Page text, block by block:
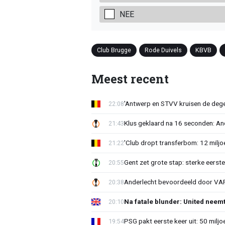
NEE
Club Brugge Rode Duivels KBVB
Meest recent
'Antwerp en STVV kruisen de
22:08
Klus geklaard na 16 seconden:
21:43
'Club dropt transferbom: 12
21:22
Gent zet grote stap: sterke
20:55
Anderlecht bevoordeeld door
20:38
Na fatale blunder: United
20:10
PSG pakt eerste keer uit: 50
19:54